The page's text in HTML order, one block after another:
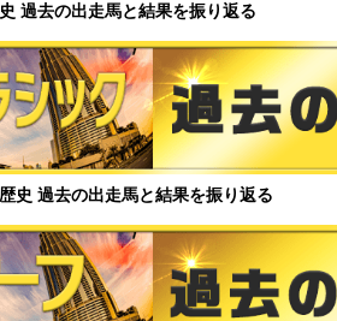
過去の出走馬と結果を振り返る
史 過去の出走馬と結果を振り返る